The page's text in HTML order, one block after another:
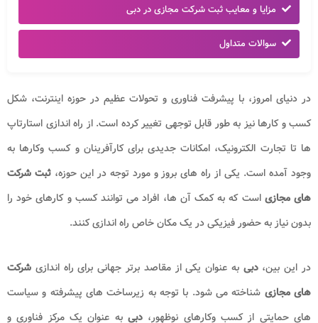
مزایا و معایب ثبت شرکت مجازی در دبی
سوالات متداول
در دنیای امروز، با پیشرفت فناوری و تحولات عظیم در حوزه اینترنت، شکل
کسب و کارها نیز به طور قابل توجهی تغییر کرده است. از راه اندازی استارتاپ
ها تا تجارت الکترونیک، امکانات جدیدی برای کارآفرینان و کسب وکارها به
وجود آمده است. یکی از راه های بروز و مورد توجه در این حوزه،ثبت شرکت
های مجازی است که به کمک آن ها، افراد می توانند کسب و کارهای خود را
بدون نیاز به حضور فیزیکی در یک مکان خاص راه اندازی کنند.
در این بین،دبیبه عنوان یکی از مقاصد برتر جهانی برای راه اندازی شرکت
های مجازی شناخته می شود. با توجه به زیرساخت های پیشرفته و سیاست
های حمایتی از کسب وکارهای نوظهور، دبیبه عنوان یک مرکز فناوری و